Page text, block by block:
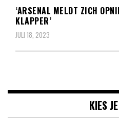
‘ARSENAL MELDT ZICH
KLAPPER’
JULI 18, 2023
KIES